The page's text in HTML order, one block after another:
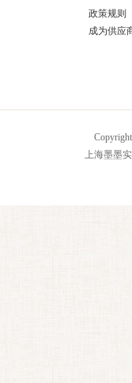
政策规则
成为供应
上海墨墨